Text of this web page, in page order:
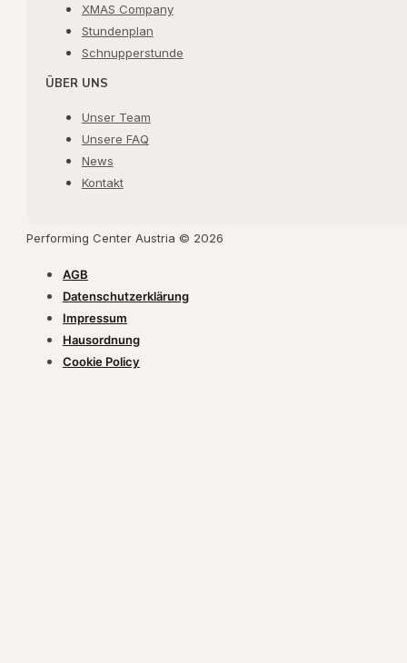
XMAS Company
Stundenplan
Schnupperstunde
ÜBER UNS
Unser Team
Unsere FAQ
News
Kontakt
Performing Center Austria © 2026
AGB
Datenschutzerklärung
Impressum
Hausordnung
Cookie Policy